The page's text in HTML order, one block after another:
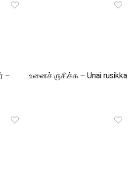
–
உனைச் ருசிக்க – Unai rusikka